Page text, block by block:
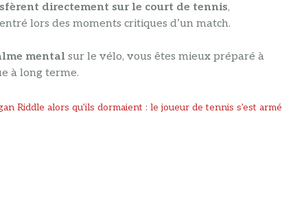
directement sur le court de tennis,
lors des moments critiques d’un match.
mental sur le vélo, vous êtes mieux préparé à
à long terme.
Riddle alors qu'ils dormaient : le joueur de tennis s'est armé